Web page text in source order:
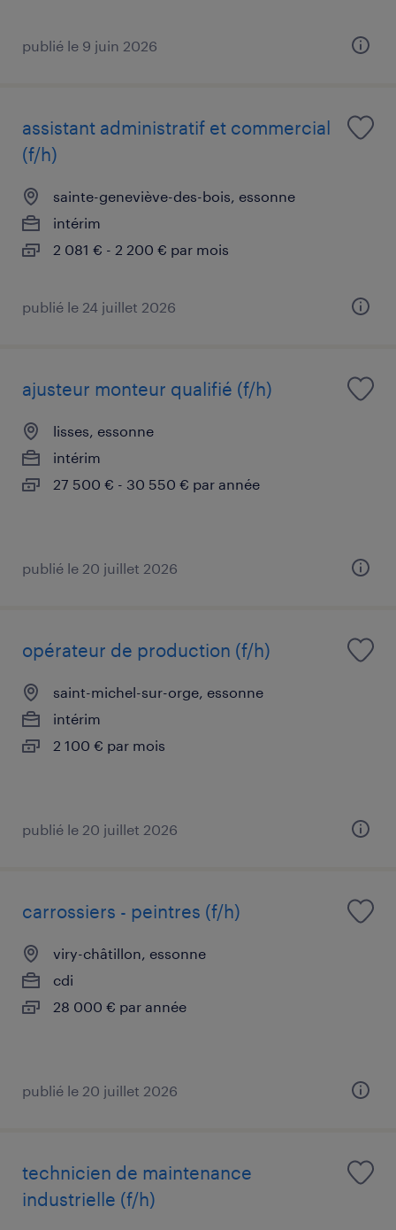
publié le 9 juin 2026
assistant administratif et commercial
(f/h)
sainte-geneviève-des-bois, essonne
intérim
2 081 € - 2 200 € par mois
publié le 24 juillet 2026
ajusteur monteur qualifié (f/h)
lisses, essonne
intérim
27 500 € - 30 550 € par année
publié le 20 juillet 2026
opérateur de production (f/h)
saint-michel-sur-orge, essonne
intérim
2 100 € par mois
publié le 20 juillet 2026
carrossiers - peintres (f/h)
viry-châtillon, essonne
cdi
28 000 € par année
publié le 20 juillet 2026
technicien de maintenance
industrielle (f/h)